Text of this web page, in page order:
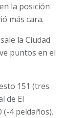
la posición
más cara.
la Ciudad
puntos en el
151 (tres
de El
(-4 peldaños).